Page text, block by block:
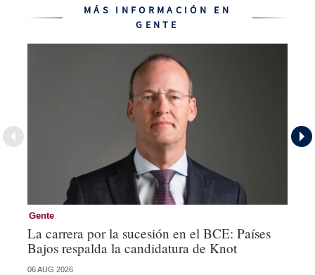
MÁS INFORMACIÓN EN
GENTE
Gente
La carrera por la sucesión en el BCE: Países
Bajos respalda la candidatura de Knot
06 AUG 2026